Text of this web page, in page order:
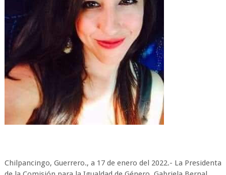
Chilpancingo, Guerrero., a 17 de enero del 2022.- La Presidenta